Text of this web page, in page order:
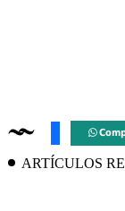
ARTÍCULOS